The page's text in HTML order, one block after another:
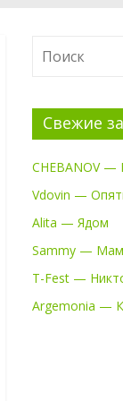
Свежие
CHEBANOV —
Vdovin —
Alita — Ядом
Sammy —
T-Fest —
Argemonia —